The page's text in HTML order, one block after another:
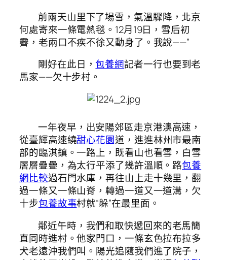
前兩天山里下了場雪，氣溫驟降，北京
何處寄來一條電熱毯。12月19日，雪后初
霽，老兩口不疾不徐又動身了。我說——”
剛好在此日，包養網記者一行也要到老
馬家——欠十步村。
一年夜早，出安陽郊區走京港澳高速，
從臺輝高速繞甜心花園道，進進林州市最南
部的臨淇鎮。一路上，既看山也看雪，白雪
層層疊疊，為太行平添了幾許溫順。路包養
網比較過石門水庫，再往山上走十幾里，翻
過一條又一條山脊，轉過一道又一道溝，欠
十步包養故事村就“躲”在最里面。
鄰近午時，我們和取快遞回來的老馬簡
直同時進村。他家門口，一條玄色拉布拉多
犬老遠沖我們叫。陽光追隨我們進了院子，